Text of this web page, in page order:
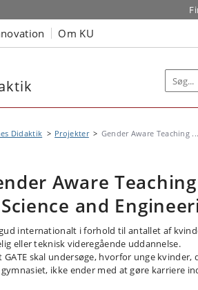
Om KU
Didaktik Projekter Gender Aware Teaching ...
Aware
and
internationalt i forhold til antallet af
eller teknisk videregående uddannelse.
skal undersøge, hvorfor unge kvinder,
ikke ender med at gøre karriere